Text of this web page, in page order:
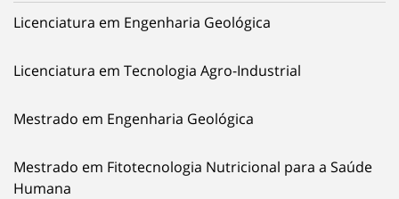
Licenciatura em Engenharia Geológica
Licenciatura em Tecnologia Agro-Industrial
Mestrado em Engenharia Geológica
Mestrado em Fitotecnologia Nutricional para a Saúde
Humana